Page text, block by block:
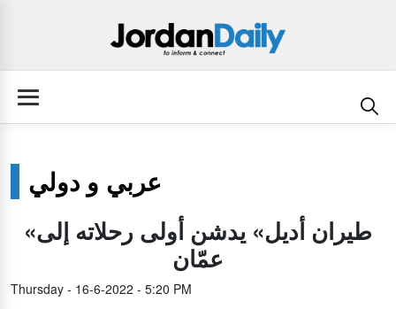
عربي و دولي
«طيران أديل» يدشن أولى رحلاته إلى
عمّان
Thursday - 16-6-2022 - 5:20 PM